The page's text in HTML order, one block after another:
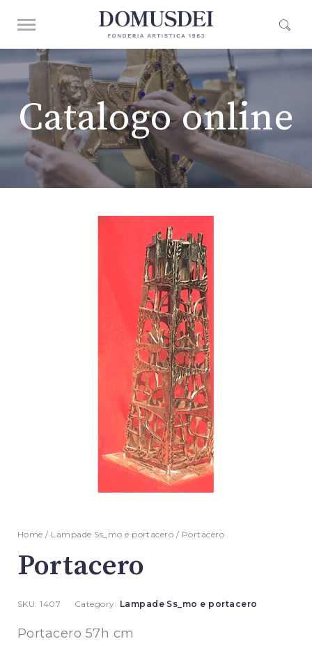
Catalogo online
Home / Lampade Ss_mo e portacero / Portacero
Portacero
SKU:1407 Category: Lampade Ss_mo e portacero
Portacero 57h cm